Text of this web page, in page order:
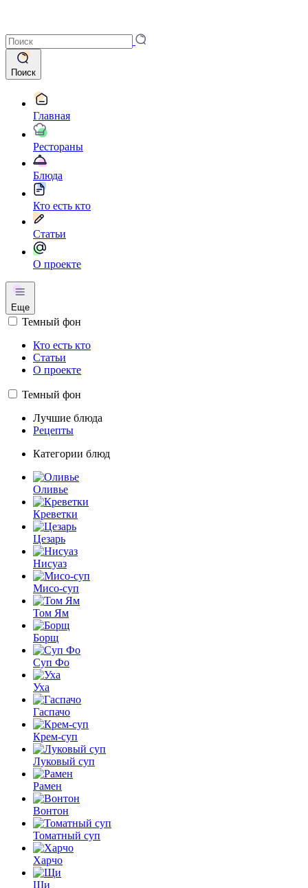
Поиск
Главная
Рестораны
Блюда
Кто есть кто
Статьи
О проекте
Еще
Темный фон
Кто есть кто
Статьи
О проекте
Темный фон
Лучшие блюда
Рецепты
Категории блюд
Оливье
Креветки
Цезарь
Нисуаз
Мисо-суп
Том Ям
Борщ
Суп Фо
Уха
Гаспачо
Крем-суп
Луковый суп
Рамен
Вонтон
Томатный суп
Харчо
Щи